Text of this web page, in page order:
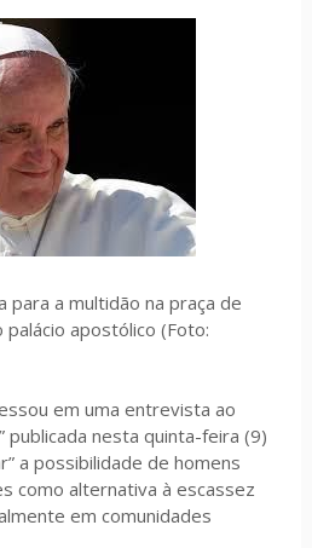
para a multidão na praça de
palácio apostólico (Foto:
em uma entrevista ao
publicada nesta quinta-feira (9)
a possibilidade de homens
como alternativa à escassez
em comunidades